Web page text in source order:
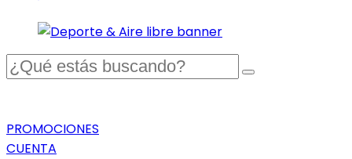
PROMOCIONES
CUENTA